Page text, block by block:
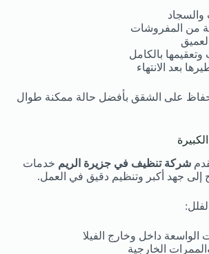
والسجاد
من المفروشات
بالكامل
بعد الانتهاء
على الشقق بأفضل حالة ممكنة طوال
شركة تنظيف في جزيرة الريم خدمات
إلى جهد أكبر وتنظيم دقيق في العمل.
داخل وخارج الفيلا
الخارجية